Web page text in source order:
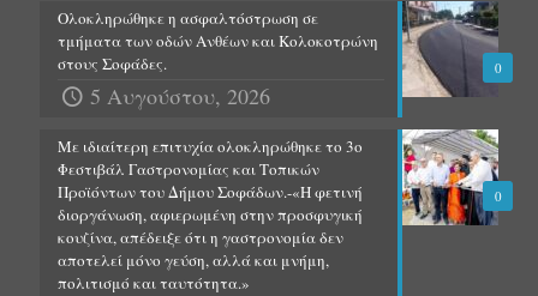
0
Ολοκληρώθηκε η ασφαλτόστρωση σε
τμήματα των οδών Ανθέων και Κολοκοτρώνη
στους Σοφάδες.
5 Αυγούστου, 2026
0
Με ιδιαίτερη επιτυχία ολοκληρώθηκε το 3ο
Φεστιβάλ Γαστρονομίας και Τοπικών
Προϊόντων του Δήμου Σοφάδων.-«Η φετινή
διοργάνωση, αφιερωμένη στην προσφυγική
κουζίνα, απέδειξε ότι η γαστρονομία δεν
αποτελεί μόνο γεύση, αλλά και μνήμη,
πολιτισμό και ταυτότητα.»